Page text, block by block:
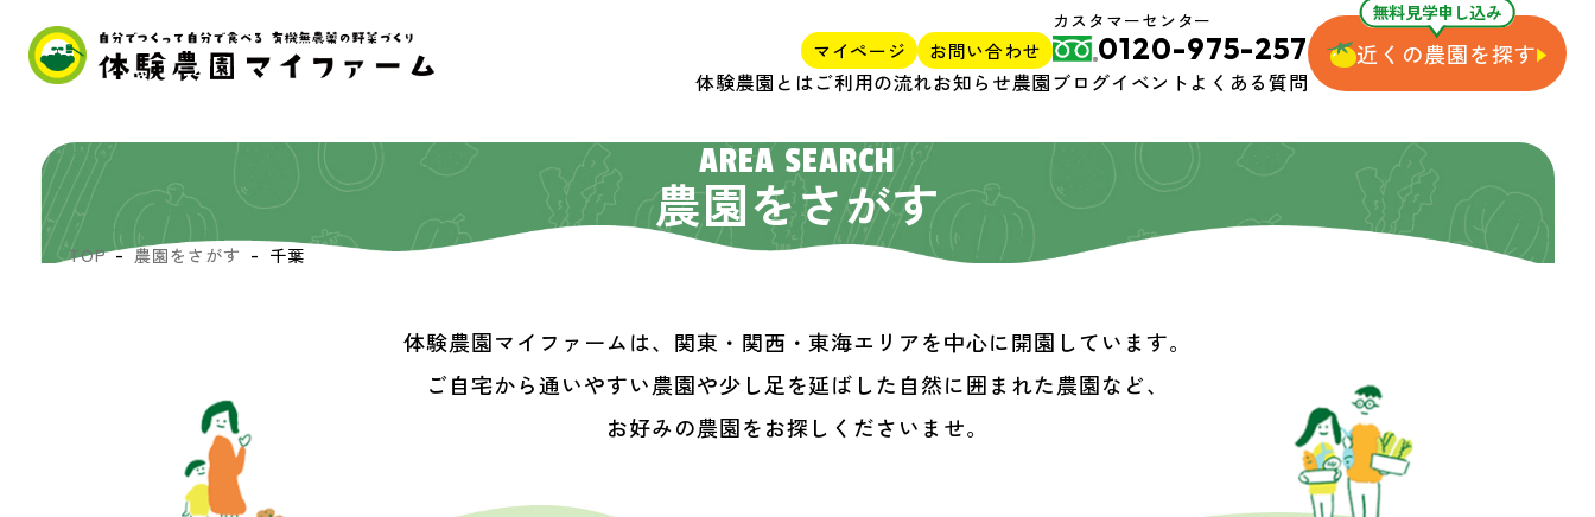
マイページ お問い合わせ
カスタマーセンター
0120-975-257
体験農園とはご利用の流れお知らせ農園ブログイベントよくある質問
無料見学申し込み
近くの農園を探す
AREA SEARCH
農園をさがす
TOP 農園をさがす 千葉
体験農園マイファームは、関東・関西・東海エリアを中心に開園しています。
ご自宅から通いやすい農園や少し足を延ばした自然に囲まれた農園など、
お好みの農園をお探しくださいませ。